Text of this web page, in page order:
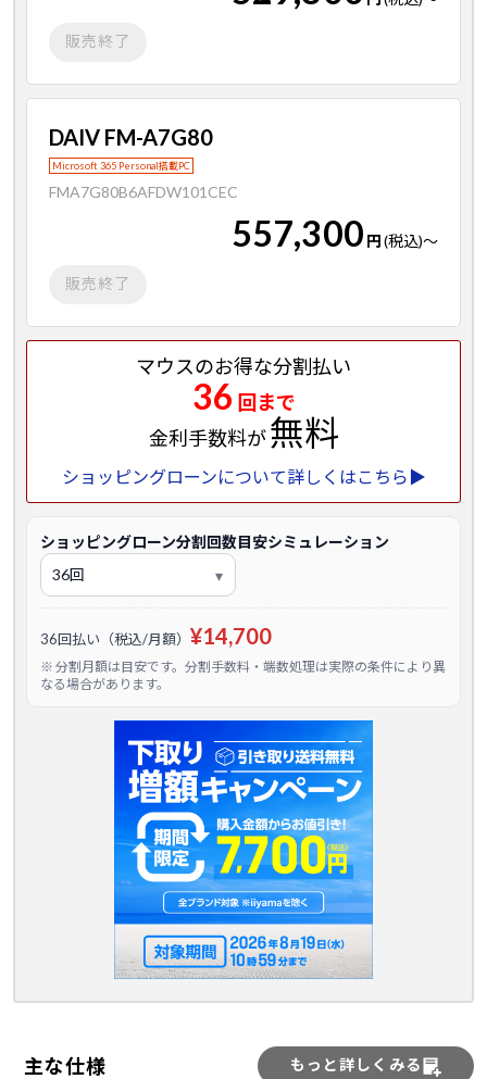
販売終了
DAIV FM-A7G80
Microsoft 365 Personal搭載PC
FMA7G80B6AFDW101CEC
557,300 円(税込)～
販売終了
マウスのお得な分割払い
36 回まで
金利手数料が無料
ショッピングローンについて詳しくはこちら▶
ショッピングローン分割回数目安シミュレーション
36回払い（税込/月額） ¥14,700
※ 分割月額は目安です。分割手数料・端数処理は実際の条件により異
なる場合があります。
主な仕様 もっと詳しくみる